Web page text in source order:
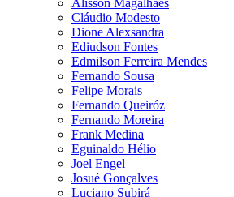
Alisson Magalhães
Cláudio Modesto
Dione Alexsandra
Ediudson Fontes
Edmilson Ferreira Mendes
Fernando Sousa
Felipe Morais
Fernando Queiróz
Fernando Moreira
Frank Medina
Eguinaldo Hélio
Joel Engel
Josué Gonçalves
Luciano Subirá